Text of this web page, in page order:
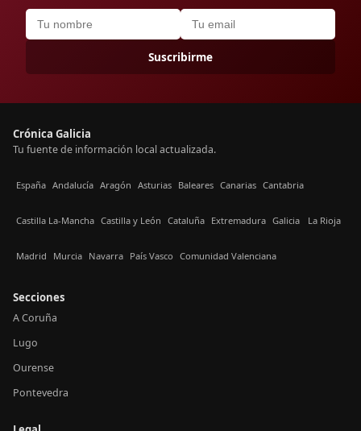
Suscribirme
Crónica Galicia
Tu fuente de información local actualizada.
España Andalucía Aragón Asturias Baleares Canarias Cantabria
Castilla La-Mancha Castilla y León Cataluña Extremadura Galicia La Rioja
Madrid Murcia Navarra País Vasco Comunidad Valenciana
Secciones
A Coruña
Lugo
Ourense
Pontevedra